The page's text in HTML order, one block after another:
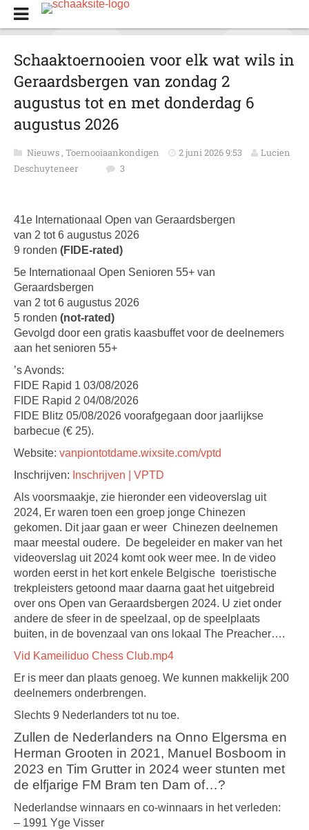
Schaaktoernooien voor elk wat wils in
Geraardsbergen van zondag 2
augustus tot en met donderdag 6
augustus 2026
Nieuws, Toernooiaankondigen 2 juni 2026 9:53
Lucien
Deschuyteneer
3
41e Internationaal Open van Geraardsbergen
van 2 tot 6 augustus 2026
9 ronden (FIDE-rated)
5e Internationaal Open Senioren 55+ van
Geraardsbergen
van 2 tot 6 augustus 2026
5 ronden (not-rated)
Gevolgd door een gratis kaasbuffet voor de deelnemers
aan het senioren 55+
’s Avonds:
FIDE Rapid 1 03/08/2026
FIDE Rapid 2 04/08/2026
FIDE Blitz 05/08/2026 voorafgegaan door jaarlijkse
barbecue (€ 25).
Website: vanpiontotdame.wixsite.com/vptd
Inschrijven: Inschrijven | VPTD
Als voorsmaakje, zie hieronder een videoverslag uit
2024, Er waren toen een groep jonge Chinezen
gekomen. Dit jaar gaan er weer Chinezen deelnemen
maar meestal oudere. De begeleider en maker van het
videoverslag uit 2024 komt ook weer mee. In de video
worden eerst in het kort enkele Belgische toeristische
trekpleisters getoond maar daarna gaat het uitgebreid
over ons Open van Geraardsbergen 2024. U ziet onder
andere de sfeer in de speelzaal, op de speelplaats
buiten, in de bovenzaal van ons lokaal The Preacher….
Vid Kameiliduo Chess Club.mp4
Er is meer dan plaats genoeg. We kunnen makkelijk 200
deelnemers onderbrengen.
Slechts 9 Nederlanders tot nu toe.
Zullen de Nederlanders na Onno Elgersma en
Herman Grooten in 2021, Manuel Bosboom in
2023 en Tim Grutter in 2024 weer stunten met
de elfjarige FM Bram ten Dam of…?
Nederlandse winnaars en co-winnaars in het verleden:
– 1991 Yge Visser